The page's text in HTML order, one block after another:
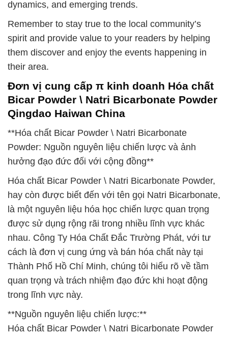
dynamics, and emerging trends.
Remember to stay true to the local community’s
spirit and provide value to your readers by helping
them discover and enjoy the events happening in
their area.
Đơn vị cung cấp π kinh doanh Hóa chất
Bicar Powder \ Natri Bicarbonate Powder
Qingdao Haiwan China
**Hóa chất Bicar Powder \ Natri Bicarbonate
Powder: Nguồn nguyên liệu chiến lược và ảnh
hưởng đạo đức đối với cộng đồng**
Hóa chất Bicar Powder \ Natri Bicarbonate Powder,
hay còn được biết đến với tên gọi Natri Bicarbonate,
là một nguyên liệu hóa học chiến lược quan trọng
được sử dụng rộng rãi trong nhiều lĩnh vực khác
nhau. Công Ty Hóa Chất Đắc Trường Phát, với tư
cách là đơn vị cung ứng và bán hóa chất này tại
Thành Phố Hồ Chí Minh, chúng tôi hiểu rõ về tầm
quan trọng và trách nhiệm đạo đức khi hoạt động
trong lĩnh vực này.
**Nguồn nguyên liệu chiến lược:**
Hóa chất Bicar Powder \ Natri Bicarbonate Powder